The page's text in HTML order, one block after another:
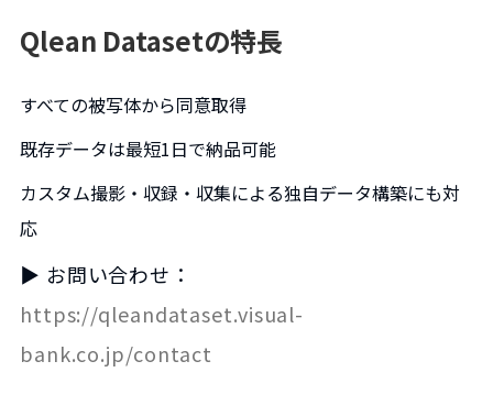
Qlean Datasetの特長
すべての被写体から同意取得
既存データは最短1日で納品可能
カスタム撮影・収録・収集による独自データ構築にも対
応
▶ お問い合わせ：
https://qleandataset.visual-
bank.co.jp/contact